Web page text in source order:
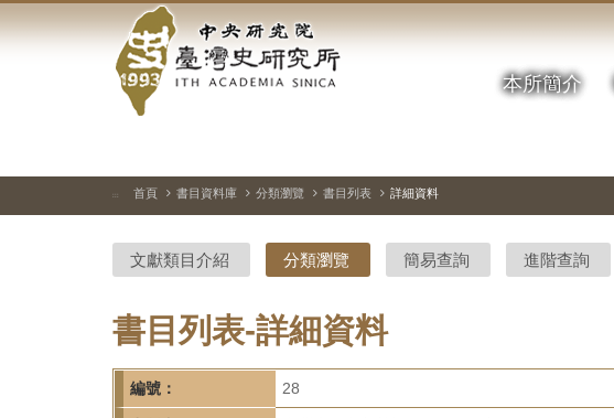
到
中
央
研
院-
臺
灣
史
研
本所簡介
::: 首頁 書目資料庫 分類瀏覽 書目列表 詳細資料
文獻類目介紹 分類瀏覽 簡易查詢 進階查詢
書目列表-詳細資料
編號： 28